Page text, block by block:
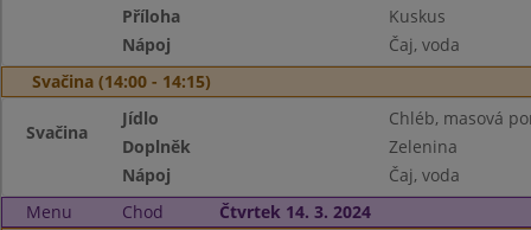
Příloha
Kuskus
Nápoj
Čaj, voda
Svačina (14:00 - 14:15)
Svačina
Jídlo
Chléb, masová
Doplněk
Zelenina
Nápoj
Čaj, voda
Menu
Chod
Čtvrtek 14. 3. 2024